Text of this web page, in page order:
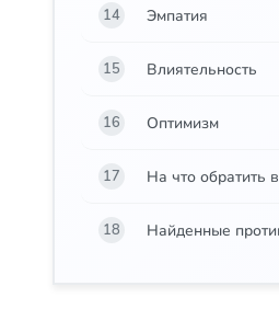
14 Эмпатия
15 Влиятельность
16 Оптимизм
17 На что обратить
18 Найденные